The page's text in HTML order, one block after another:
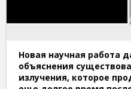
Новая научная работа
объяснения
излучения, которое